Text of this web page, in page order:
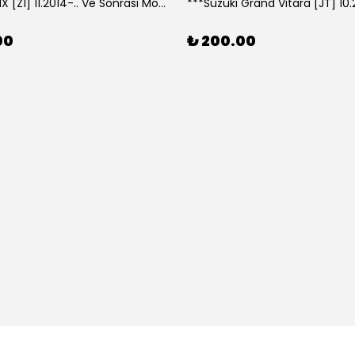
***Lexus NX [Z1] 11.2014-.. Ve Sonrası Model Yılları İçin Uyumlu Yeo Arka Silecek
₺ 200.00